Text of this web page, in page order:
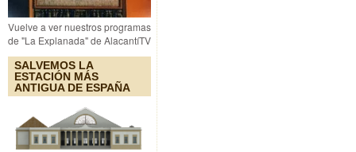
Vuelve a ver nuestros programas
de "La Explanada" de AlacantíTV
SALVEMOS LA
ESTACIÓN MÁS
ANTIGUA DE ESPAÑA